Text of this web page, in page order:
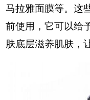
马拉雅面膜等。这
前使用，它可以给
肤底层滋养肌肤，